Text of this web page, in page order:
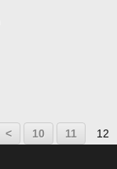
< 10 11 12